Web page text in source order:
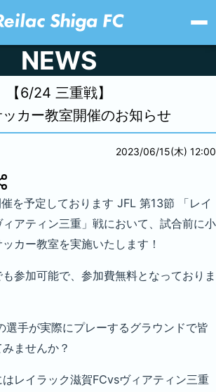
NEWS
【6/24 三重戦】
カー教室開催のお知らせ
2023/06/15(木) 12:00
を予定しております JFL 第13節 「レイ
アティン三重」戦において、試合前に小
カー教室を実施いたします！
参加可能で、参加費無料となっておりま
選手が実際にプレーするグラウンドで皆
ませんか？
レイラック滋賀FCvsヴィアティン三重